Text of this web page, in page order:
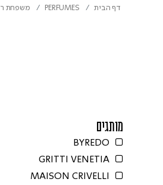
דף הבית PERFUMES משפחת
מותגים
BYREDO
Refine by מותגים: BYREDO
GRITTI VENETIA
Refine by מותגים: GRITTI VENETIA
MAISON CRIVELLI